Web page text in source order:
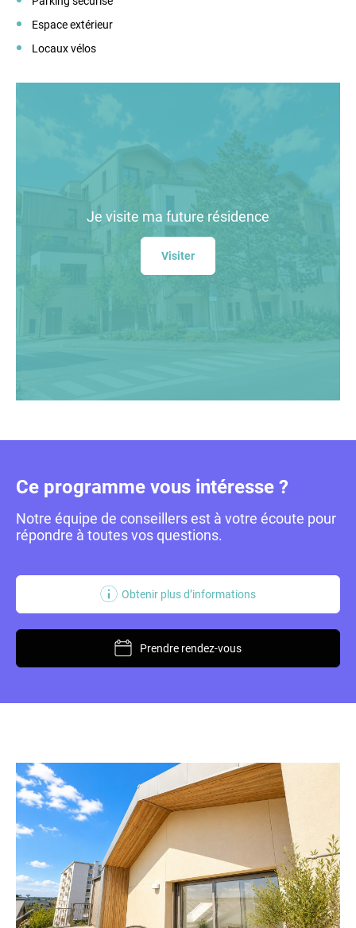
Espace extérieur
Locaux vélos
Je visite ma future résidence
Visiter
Ce programme vous intéresse ?
Notre équipe de conseillers est à votre écoute pour
répondre à toutes vos questions.
Obtenir plus d’informations
Prendre rendez-vous